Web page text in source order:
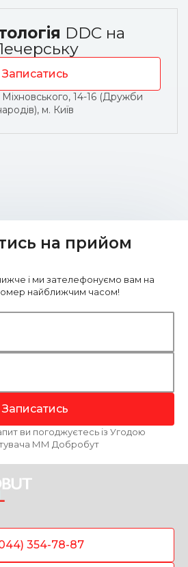
DDC на
Записатись
14-16 (Дружби
м. Київ
на прийом
і ми зателефонуємо вам на
найближчим часом!
Записатись
ви погоджуєтесь із Угодою
ММ Добробут
354-78-87